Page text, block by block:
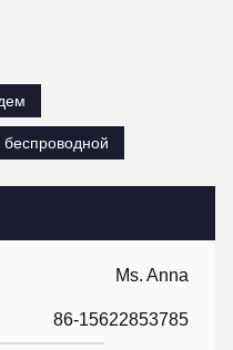
Ms. Anna
86-15622853785